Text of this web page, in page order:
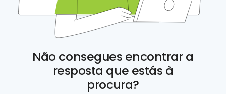
Não consegues encontrar a
resposta que estás à
procura?